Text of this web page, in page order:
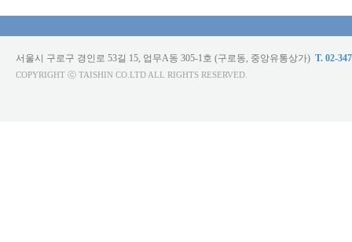
서울시 구로구 경인로 53길 15, 업무A동 305-1호 (구로동, 중앙유통상가) T. 02-
COPYRIGHT ⓒ TAISHIN CO.LTD ALL RIGHTS RESERVED.